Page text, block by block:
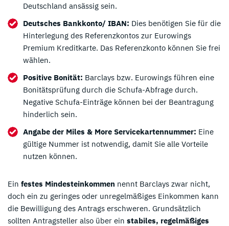
Deutschland ansässig sein.
Deutsches Bankkonto/ IBAN: Dies benötigen Sie für die
Hinterlegung des Referenzkontos zur Eurowings
Premium Kreditkarte. Das Referenzkonto können Sie frei
wählen.
Positive Bonität: Barclays bzw. Eurowings führen eine
Bonitätsprüfung durch die Schufa-Abfrage durch.
Negative Schufa-Einträge können bei der Beantragung
hinderlich sein.
Angabe der Miles & More Servicekartennummer: Eine
gültige Nummer ist notwendig, damit Sie alle Vorteile
nutzen können.
Ein festes Mindesteinkommen nennt Barclays zwar nicht,
doch ein zu geringes oder unregelmäßiges Einkommen kann
die Bewilligung des Antrags erschweren. Grundsätzlich
sollten Antragsteller also über ein stabiles, regelmäßiges